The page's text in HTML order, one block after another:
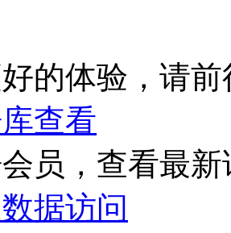
的体验，请
查看
员，查看最
据访问